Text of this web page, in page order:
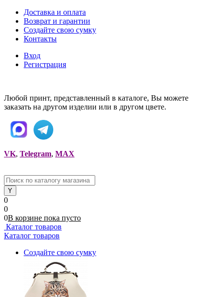
Доставка и оплата
Возврат и гарантии
Создайте свою сумку
Контакты
Вход
Регистрация
Любой принт, представленный в каталоге, Вы можете
заказать на другом изделии или в другом цвете.
VK, Telegram, MAX
0
0
0В корзине пока пусто
Каталог товаров
Каталог товаров
Создайте свою сумку